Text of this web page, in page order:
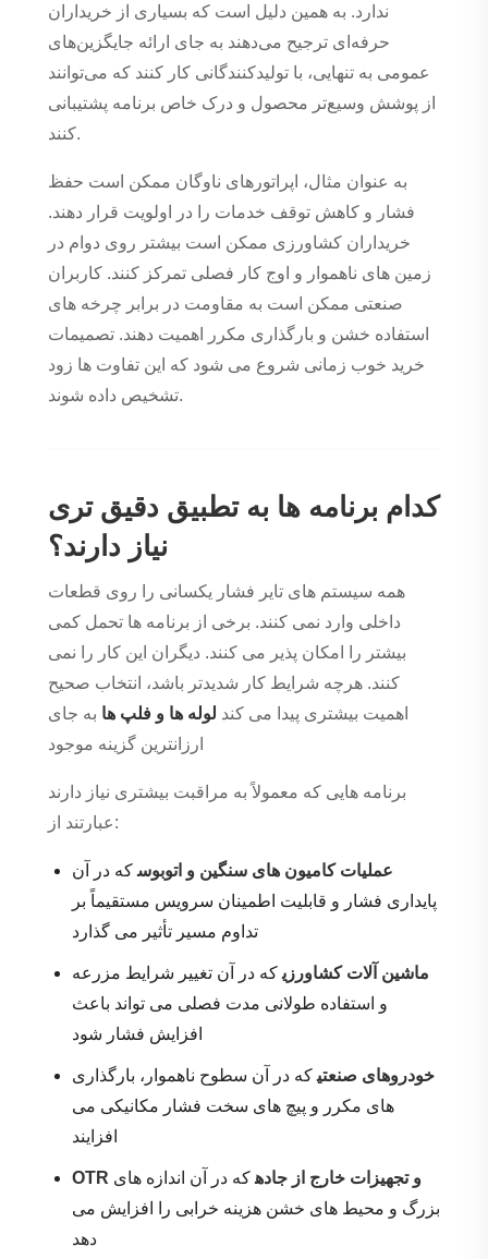
ندارد. به همین دلیل است که بسیاری از خریداران
حرفه‌ای ترجیح می‌دهند به جای ارائه جایگزین‌های
عمومی به تنهایی، با تولیدکنندگانی کار کنند که می‌توانند
از پوشش وسیع‌تر محصول و درک خاص برنامه پشتیبانی
کنند.
به عنوان مثال، اپراتورهای ناوگان ممکن است حفظ
فشار و کاهش توقف خدمات را در اولویت قرار دهند.
خریداران کشاورزی ممکن است بیشتر روی دوام در
زمین های ناهموار و اوج کار فصلی تمرکز کنند. کاربران
صنعتی ممکن است به مقاومت در برابر چرخه های
استفاده خشن و بارگذاری مکرر اهمیت دهند. تصمیمات
خرید خوب زمانی شروع می شود که این تفاوت ها زود
تشخیص داده شوند.
کدام برنامه ها به تطبیق دقیق تری
نیاز دارند؟
همه سیستم های تایر فشار یکسانی را روی قطعات
داخلی وارد نمی کنند. برخی از برنامه ها تحمل کمی
بیشتر را امکان پذیر می کنند. دیگران این کار را نمی
کنند. هرچه شرایط کار شدیدتر باشد، انتخاب صحیح
اهمیت بیشتری پیدا می کند لوله ها و فلپ ها به جای
ارزانترین گزینه موجود
برنامه هایی که معمولاً به مراقبت بیشتری نیاز دارند
عبارتند از:
عملیات کامیون های سنگین و اتوبوس که در آن
پایداری فشار و قابلیت اطمینان سرویس مستقیماً بر
تداوم مسیر تأثیر می گذارد
ماشین آلات کشاورزی که در آن تغییر شرایط مزرعه
و استفاده طولانی مدت فصلی می تواند باعث
افزایش فشار شود
خودروهای صنعتی که در آن سطوح ناهموار، بارگذاری
های مکرر و پیچ های سخت فشار مکانیکی می
افزایند
OTR و تجهیزات خارج از جاده که در آن اندازه های
بزرگ و محیط های خشن هزینه خرابی را افزایش می
دهد